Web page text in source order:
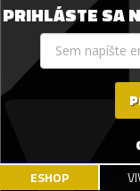
PRIHLÁSTE SA
ESHOP